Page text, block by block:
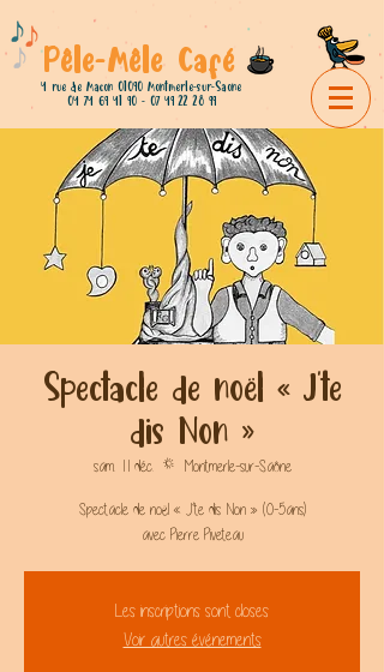
Pêle-Mêle Café
4 rue de Macon 01090 Montmerle-sur-Saone
04 74 69 41 90 - 07 49 22 28 99
Spectacle de noël « J’te
dis Non »
sam. 11 déc.
  |
Montmerle-sur-Saône
Spectacle de noël « J’te dis Non » (0-5ans)
avec Pierre Piveteau
Les inscriptions sont closes
Voir autres événements